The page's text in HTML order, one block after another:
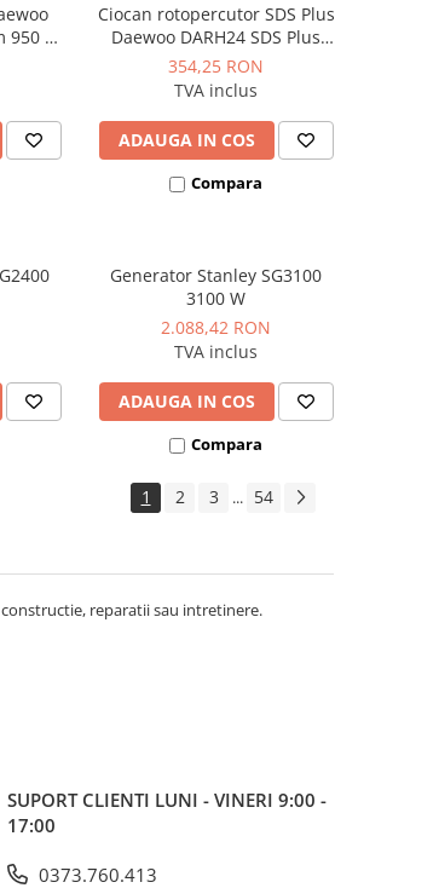
950 W
Ciocan rotopercutor SDS Plus
Daewoo DARH24 SDS Plus
1050W 24mm
354,25 RON
TVA inclus
ADAUGA IN COS
Compara
Generator Stanley SG3100
3100 W
2.088,42 RON
TVA inclus
ADAUGA IN COS
Compara
1 2 3 ... 54
reparatii sau intretinere.
SUPORT CLIENTI LUNI - VINERI 9:00 -
17:00
0373.760.413